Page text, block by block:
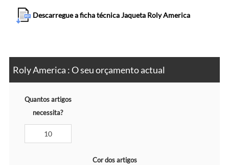
Descarregue a ficha técnica Jaqueta Roly America
Roly America : O seu orçamento actual
Quantos artigos
necessita?
Cor dos artigos